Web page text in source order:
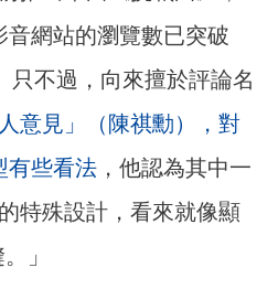
網站的瀏覽數已突破
只不過，向來擅於評論名
人意見」（陳祺勳），對
有些看法 ，他認為其中一
特殊設計，看來就像顯
」